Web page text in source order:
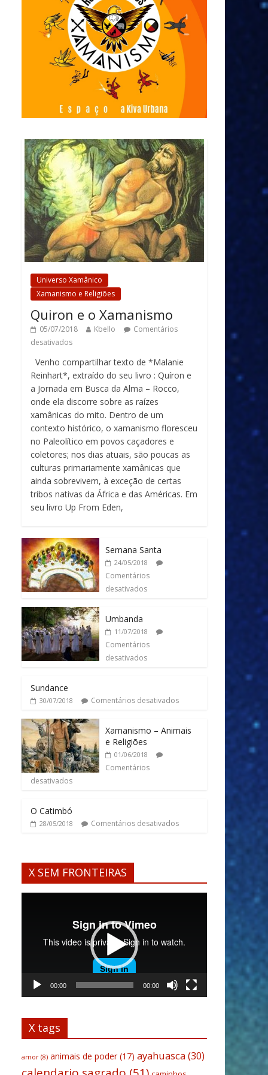
Universo Xamânico
Xamanismo e Religiões
Quiron e o Xamanismo
05/07/2018 Kbello
Comentários
desativados
Venho compartilhar texto de *Malanie
Reinhart*, extraído do seu livro : Quíron e
a Jornada em Busca da Alma – Rocco,
onde ela discorre sobre as raízes
xamânicas do mito. Dentro de um
contexto histórico, o xamanismo floresceu
no Paleolítico em povos caçadores e
coletores; nos dias atuais, são poucas as
culturas primariamente xamânicas que
ainda sobrevivem, à exceção de certas
tribos nativas da África e das Américas. Em
seu livro Up From Eden,
Semana Santa
24/05/2018
Comentários
desativados
Umbanda
11/07/2018
Comentários
desativados
Sundance
30/07/2018 Comentários desativados
Xamanismo – Animais
e Religiões
01/06/2018
Comentários
desativados
O Catimbó
28/05/2018 Comentários desativados
X SEM FRONTEIRAS
00:00 00:00
X tags
amor (8) animais de poder(17) ayahuasca(30)